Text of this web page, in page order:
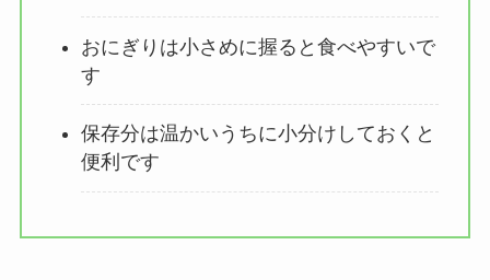
おにぎりは小さめに握ると食べやすいで
す
保存分は温かいうちに小分けしておくと
便利です